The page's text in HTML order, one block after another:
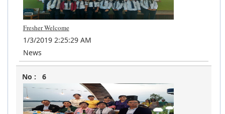
Fresher Welcome
1/3/2019 2:25:29 AM
News
6